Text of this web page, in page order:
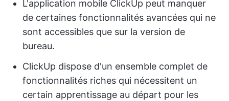
L'application mobile ClickUp peut manquer
de certaines fonctionnalités avancées qui ne
sont accessibles que sur la version de
bureau.
ClickUp dispose d'un ensemble complet de
fonctionnalités riches qui nécessitent un
certain apprentissage au départ pour les